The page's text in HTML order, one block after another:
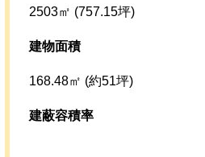
2503㎡ (757.15坪)
建物面積
168.48㎡ (約51坪)
建蔽容積率